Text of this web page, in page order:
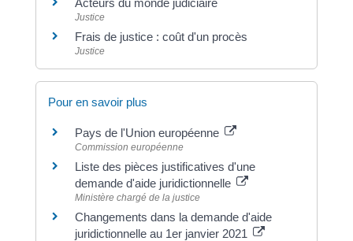
Justice
Frais de justice : coût d'un procès
Justice
Pour en savoir plus
Pays de l'Union européenne
Commission européenne
Liste des pièces justificatives d'une
demande d'aide juridictionnelle
Ministère chargé de la justice
Changements dans la demande d'aide
juridictionnelle au 1er janvier 2021